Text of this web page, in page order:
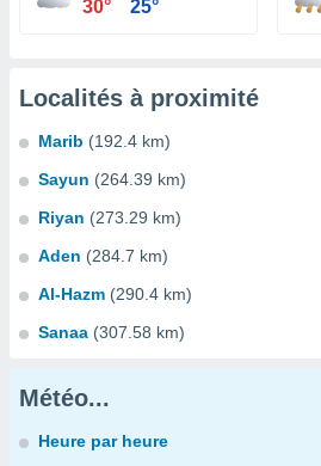
30° 25°
Localités à proximité
Marib (192.4 km)
Sayun (264.39 km)
Riyan (273.29 km)
Aden (284.7 km)
Al-Hazm (290.4 km)
Sanaa (307.58 km)
Météo...
Heure par heure